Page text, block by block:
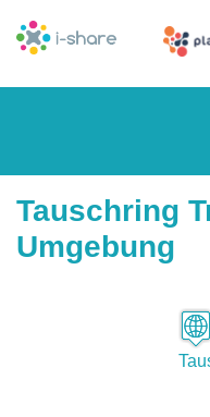
Tauschring
Umgebung